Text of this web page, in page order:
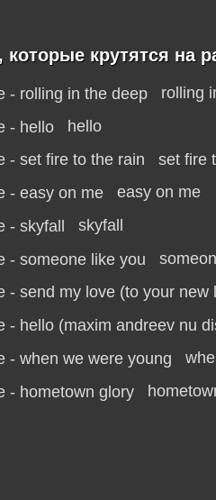
которые крутятся на
rolling
hello
set fire
easy on me
skyfall